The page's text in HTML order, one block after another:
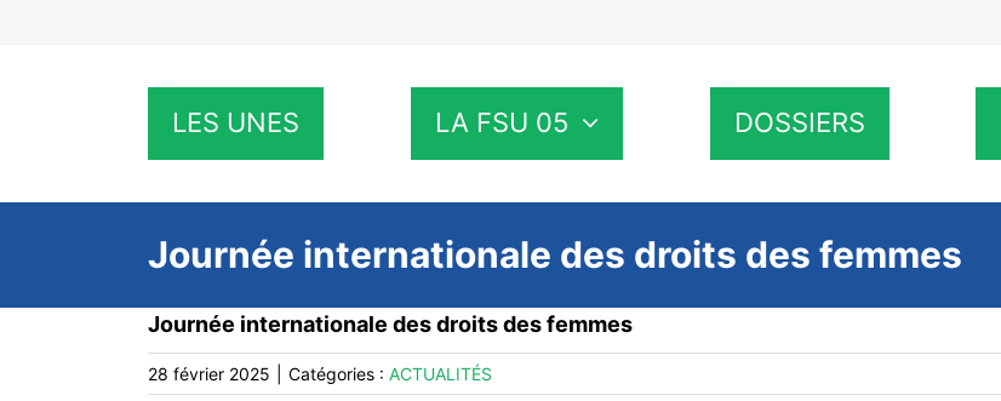
LES UNES LA FSU 05 DOSSIERS
Journée internationale des droits des femmes
Journée internationale des droits des femmes
28 février 2025 Catégories : ACTUALITÉS